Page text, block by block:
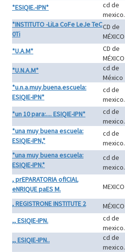
*ESIQIE.-IPN*
cd de
mexico.
*INSTITUTO -LiLa CoFe LeJe TeC
0Ti
CD de
MÉXICO
*U.A.M*
CD de
MÉXICO
*U.N.A.M*
cd de
México
*u.n.a.muy.buena.escuela:
ESIQIE-IPN*
cd de
mexico.
*un 10 para:.... ESIQIE-IPN*
cd de
mexico.
*una muy buena escuela:
ESIQIE-IPN,*
cd de
mexico.
*una muy buena escuela:
ESIQIE-IPN.*
cd de
mexico.
, prEPARATORIA ofICIAL
eNRIQUE paES M.
MEXICO
, REGISTRONE INSTITUTE 2
MÉXICO
,, ESIQIE-IPN.
cd de
mexico.
,, ESIQIE-IPN..
cd de
mexico.